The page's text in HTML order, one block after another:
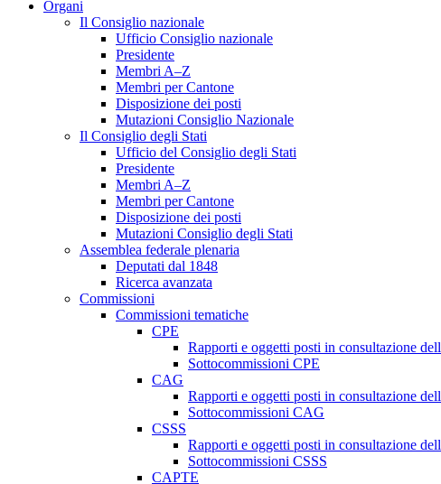
Organi
Il Consiglio nazionale
Ufficio Consiglio nazionale
Presidente
Membri A–Z
Membri per Cantone
Disposizione dei posti
Mutazioni Consiglio Nazionale
Il Consiglio degli Stati
Ufficio del Consiglio degli Stati
Presidente
Membri A–Z
Membri per Cantone
Disposizione dei posti
Mutazioni Consiglio degli Stati
Assemblea federale plenaria
Deputati dal 1848
Ricerca avanzata
Commissioni
Commissioni tematiche
CPE
Rapporti e oggetti posti in consultazione
Sottocommissioni CPE
CAG
Rapporti e oggetti posti in consultazione
Sottocommissioni CAG
CSSS
Rapporti e oggetti posti in consultazione
Sottocommissioni CSSS
CAPTE